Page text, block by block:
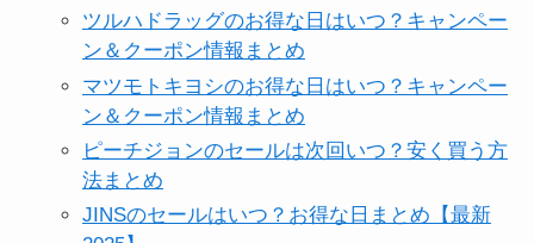
ツルハドラッグのお得な日はいつ？キャンペー
ン＆クーポン情報まとめ
マツモトキヨシのお得な日はいつ？キャンペー
ン＆クーポン情報まとめ
ピーチジョンのセールは次回いつ？安く買う方
法まとめ
JINSのセールはいつ？お得な日まとめ【最新